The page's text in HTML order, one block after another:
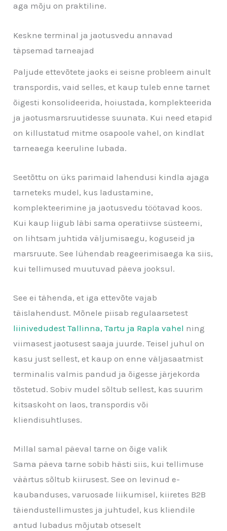
aga mõju on praktiline.
Keskne terminal ja jaotusvedu annavad
täpsemad tarneajad
Paljude ettevõtete jaoks ei seisne probleem ainult
transpordis, vaid selles, et kaup tuleb enne tarnet
õigesti konsolideerida, hoiustada, komplekteerida
ja jaotusmarsruutidesse suunata. Kui need etapid
on killustatud mitme osapoole vahel, on kindlat
tarneaega keeruline lubada.
Seetõttu on üks parimaid lahendusi kindla ajaga
tarneteks mudel, kus ladustamine,
komplekteerimine ja jaotusvedu töötavad koos.
Kui kaup liigub läbi sama operatiivse süsteemi,
on lihtsam juhtida väljumisaegu, koguseid ja
marsruute. See lühendab reageerimisaega ka siis,
kui tellimused muutuvad päeva jooksul.
See ei tähenda, et iga ettevõte vajab
täislahendust. Mõnele piisab regulaarsetest
liinivedudest Tallinna, Tartu ja Rapla vahel ning
viimasest jaotusest saaja juurde. Teisel juhul on
kasu just sellest, et kaup on enne väljasaatmist
terminalis valmis pandud ja õigesse järjekorda
tõstetud. Sobiv mudel sõltub sellest, kas suurim
kitsaskoht on laos, transpordis või
kliendisuhtluses.
Millal samal päeval tarne on õige valik
Sama päeva tarne sobib hästi siis, kui tellimuse
väärtus sõltub kiirusest. See on levinud e-
kaubanduses, varuosade liikumisel, kiiretes B2B
täiendustellimustes ja juhtudel, kus kliendile
antud lubadus mõjutab otseselt